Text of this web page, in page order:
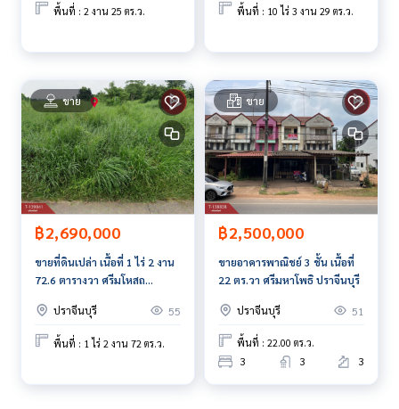
www.tb.co.th
ยี และ นวัตกรรมที่สร้างสรรค์ เพื่อส่งมอบบริการที่ดีที่สุดเพื่อคุณ ใ
ห้บริการด้าน ซื้อ ขาย เช่า อสังหาริมทรัพย์
พื้นที่ : 2 งาน 25 ตร.ว. พื้นที่ : 10 ไร่ 3 งาน 29 ตร.ว.
ขาย
฿2,690,000
ขายที่ดินเปล่า เนื้อที่ 1 ไร่ 2 งาน
72.6 ตารางวา ศรีมโหสถ
ปราจีนบุรี
55
พื้นที่ : 1 ไร่ 2 งาน 72 ตร.ว.
ขาย
฿2,500,000
ขายอาคารพาณิชย์ 3 ชั้น เนื้อที่
22 ตร.วา ศรีมหาโพธิ ปราจีนบุรี
ปราจีนบุรี 51
พื้นที่ : 22.00 ตร.ว.
3 3 3